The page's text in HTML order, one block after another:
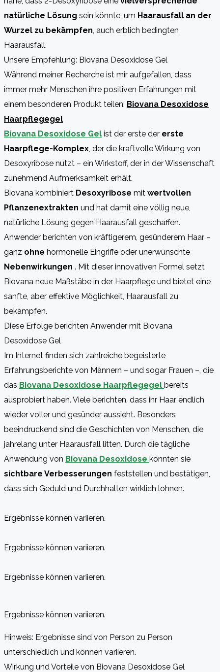
natürliche Lösung sein könnte, um Haarausfall an der
Wurzel zu bekämpfen, auch erblich bedingten
Haarausfall.
Unsere Empfehlung: Biovana Desoxidose Gel
Während meiner Recherche ist mir aufgefallen, dass
immer mehr Menschen ihre positiven Erfahrungen mit
einem besonderen Produkt teilen: Biovana Desoxidose
Haarpflegegel
Biovana Desoxidose Gel ist der erste der erste
Haarpflege-Komplex, der die kraftvolle Wirkung von
Desoxyribose nutzt – ein Wirkstoff, der in der Wissenschaft
zunehmend Aufmerksamkeit erhält.
Biovana kombiniert Desoxyribose mit wertvollen
Pflanzenextrakten und hat damit eine völlig neue,
natürliche Lösung gegen Haarausfall geschaffen.
Anwender berichten von kräftigerem, gesünderem Haar –
ganz ohne hormonelle Eingriffe oder unerwünschte
Nebenwirkungen . Mit dieser innovativen Formel setzt
Biovana neue Maßstäbe in der Haarpflege und bietet eine
sanfte, aber effektive Möglichkeit, Haarausfall zu
bekämpfen.
Diese Erfolge berichten Anwender mit Biovana
Desoxidose Gel
Im Internet finden sich zahlreiche begeisterte
Erfahrungsberichte von Männern – und sogar Frauen –, die
das Biovana Desoxidose Haarpflegegel bereits
ausprobiert haben. Viele berichten, dass ihr Haar endlich
wieder voller und gesünder aussieht. Besonders
beeindruckend sind die Geschichten von Menschen, die
jahrelang unter Haarausfall litten. Durch die tägliche
Anwendung von Biovana Desoxidose konnten sie
sichtbare Verbesserungen feststellen und bestätigen,
dass sich Geduld und Durchhalten wirklich lohnen.
Ergebnisse können variieren.
Ergebnisse können variieren.
Ergebnisse können variieren.
Ergebnisse können variieren.
Hinweis: Ergebnisse sind von Person zu Person
unterschiedlich und können variieren.
Wirkung und Vorteile von Biovana Desoxidose Gel